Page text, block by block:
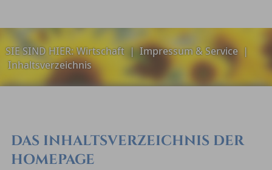
SIE SIND HIER:Wirtschaft|Impressum & Service|
Inhaltsverzeichnis
DAS INHALTSVERZEICHNIS DER
HOMEPAGE